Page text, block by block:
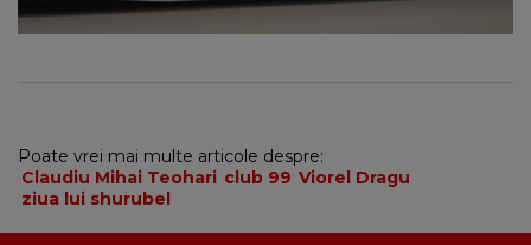
Poate vrei mai multe articole despre:
Claudiu Mihai Teohari club 99 Viorel Dragu
ziua lui shurubel